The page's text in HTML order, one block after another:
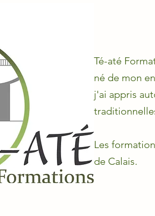
Té-até
né de mon
j'ai appris
Les
de Calais.